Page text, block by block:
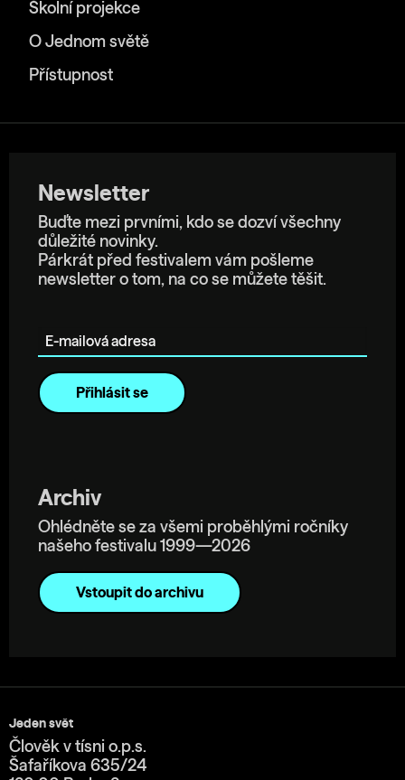
Školní projekce
O Jednom světě
Přístupnost
Newsletter
Buďte mezi prvními, kdo se dozví všechny
důležité novinky.
Párkrát před festivalem vám pošleme
newsletter o tom, na co se můžete těšit.
Archiv
Ohlédněte se za všemi proběhlými ročníky
našeho festivalu 1999—2026
Vstoupit do archivu
Jeden svět
Člověk v tísni o.p.s.
Šafaříkova 635/24